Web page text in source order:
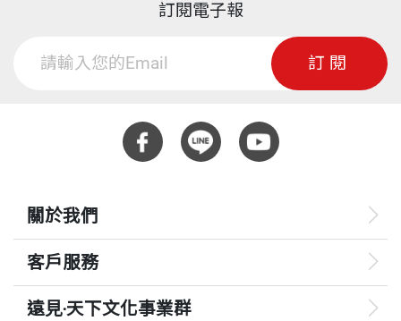
訂閱電子報
訂閱
關於我們
客戶服務
遠見‧天下文化事業群